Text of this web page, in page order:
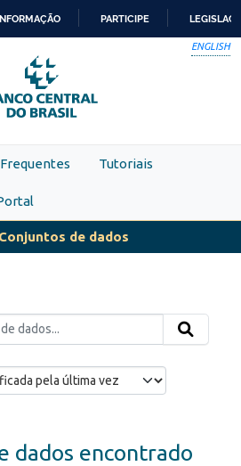
PARA
O
CONTEÚDO
PARTICIPE
ENGLISH
Tutoriais
Conjuntos de dados
dados encontrado